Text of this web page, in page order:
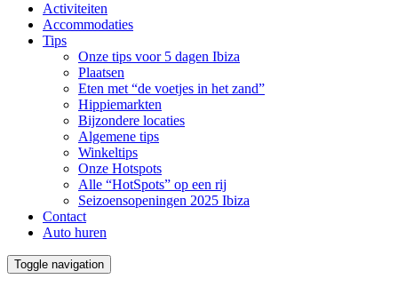
Activiteiten
Accommodaties
Tips
Onze tips voor 5 dagen Ibiza
Plaatsen
Eten met “de voetjes in het zand”
Hippiemarkten
Bijzondere locaties
Algemene tips
Winkeltips
Onze Hotspots
Alle “HotSpots” op een rij
Seizoensopeningen 2025 Ibiza
Contact
Auto huren
Toggle navigation